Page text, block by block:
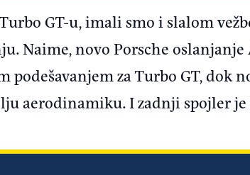
GT-u, imali smo i slalom
Naime, novo Porsche
podešavanjem za Turbo GT, dok
aerodinamiku. I zadnji spojler